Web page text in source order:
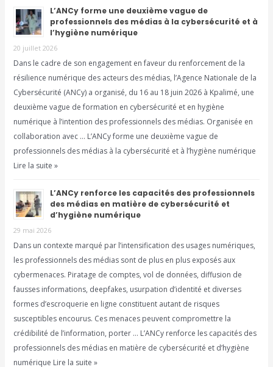
L’ANCy forme une deuxième vague de
professionnels des médias à la cybersécurité et à
l’hygiène numérique
20 juillet 2026
Dans le cadre de son engagement en faveur du renforcement de la
résilience numérique des acteurs des médias, l’Agence Nationale de la
Cybersécurité (ANCy) a organisé, du 16 au 18 juin 2026 à Kpalimé, une
deuxième vague de formation en cybersécurité et en hygiène
numérique à l’intention des professionnels des médias. Organisée en
collaboration avec … L’ANCy forme une deuxième vague de
professionnels des médias à la cybersécurité et à l’hygiène numérique
Lire la suite »
L’ANCy renforce les capacités des professionnels
des médias en matière de cybersécurité et
d’hygiène numérique
29 mai 2026
Dans un contexte marqué par l’intensification des usages numériques,
les professionnels des médias sont de plus en plus exposés aux
cybermenaces. Piratage de comptes, vol de données, diffusion de
fausses informations, deepfakes, usurpation d’identité et diverses
formes d’escroquerie en ligne constituent autant de risques
susceptibles encourus. Ces menaces peuvent compromettre la
crédibilité de l’information, porter … L’ANCy renforce les capacités des
professionnels des médias en matière de cybersécurité et d’hygiène
numérique Lire la suite »